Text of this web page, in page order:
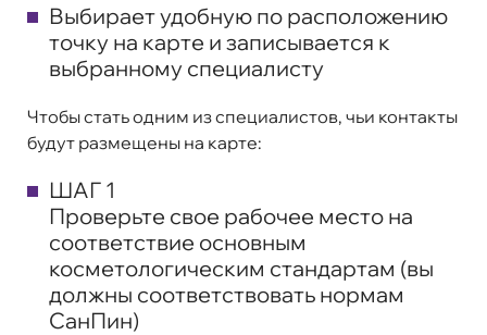
Выбирает удобную по расположению
точку на карте и записывается к
выбранному специалисту
Чтобы стать одним из специалистов, чьи контакты
будут размещены на карте:
ШАГ 1
Проверьте свое рабочее место на
соответствие основным
косметологическим стандартам (вы
должны соответствовать нормам
СанПин)